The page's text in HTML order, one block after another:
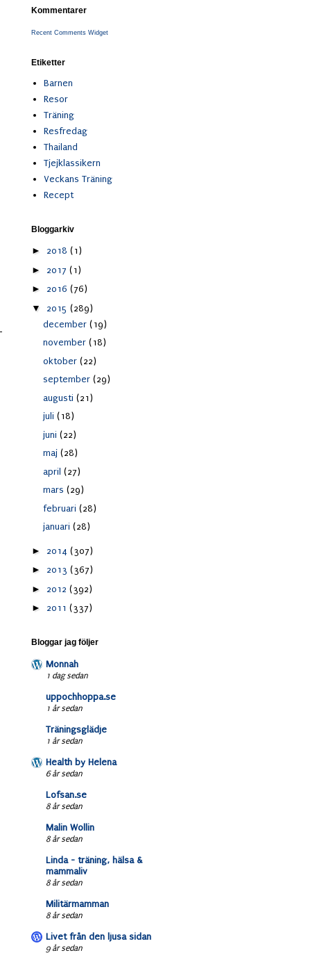
Kommentarer
Recent Comments Widget
Etiketter
Barnen
Resor
Träning
Resfredag
Thailand
Tjejklassikern
Veckans Träning
Recept
Bloggarkiv
► 2018 (1)
► 2017 (1)
► 2016 (76)
▼ 2015 (289)
december (19)
november (18)
oktober (22)
september (29)
augusti (21)
juli (18)
juni (22)
maj (28)
april (27)
mars (29)
februari (28)
januari (28)
► 2014 (307)
► 2013 (367)
► 2012 (392)
► 2011 (337)
Bloggar jag följer
Monnah
1 dag sedan
uppochhoppa.se
1 år sedan
Träningsglädje
1 år sedan
Health by Helena
6 år sedan
Lofsan.se
8 år sedan
Malin Wollin
8 år sedan
Linda - träning, hälsa &
mammaliv
8 år sedan
Militärmamman
8 år sedan
Livet från den ljusa sidan
9 år sedan